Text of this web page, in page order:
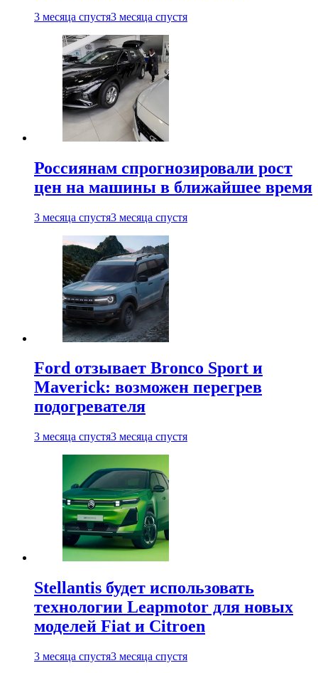
3 месяца спустя3 месяца спустя
Россиянам спрогнозировали рост
цен на машины в ближайшее время
3 месяца спустя3 месяца спустя
Ford отзывает Bronco Sport и
Maverick: возможен перегрев
подогревателя
3 месяца спустя3 месяца спустя
Stellantis будет использовать
технологии Leapmotor для новых
моделей Fiat и Citroen
3 месяца спустя3 месяца спустя